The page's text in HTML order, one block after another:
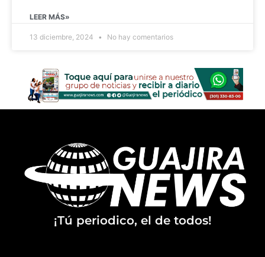
LEER MÁS»
13 diciembre, 2024 No hay comentarios
¡Tú periodico, el de todos!